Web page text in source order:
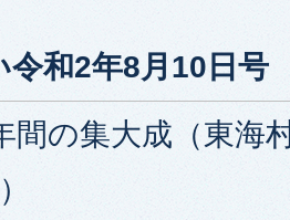
令和2年8月10日号
間の集大成（東海